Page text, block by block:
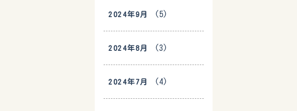
2024年9月 (5)
2024年8月 (3)
2024年7月 (4)